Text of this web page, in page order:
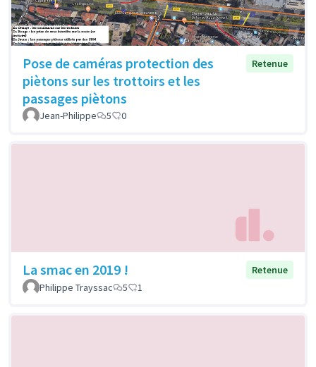
Pose de caméras protection des
piètons sur les trottoirs et les
passages piètons
Retenue
Jean-Philippe 5 0
La smac en 2019 !
Retenue
Philippe Trayssac
5 1